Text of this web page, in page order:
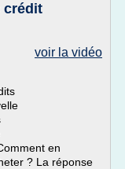
crédit
voir la vidéo
en
? La réponse